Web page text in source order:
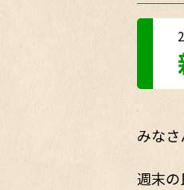
みなさ
週末